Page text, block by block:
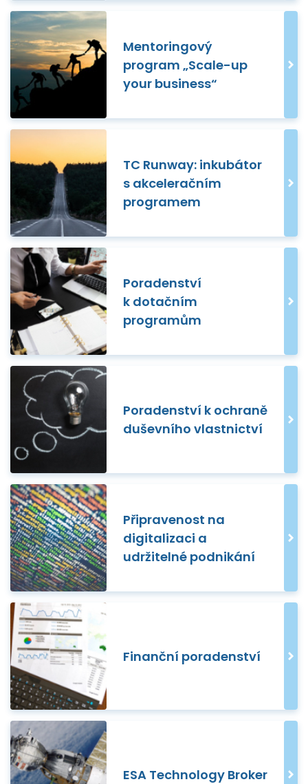
Mentoringový
program „Scale-up
your business“
TC Runway: inkubátor
s akceleračním
programem
Poradenství
k dotačním
programům
Poradenství k ochraně
duševního vlastnictví
Připravenost na
digitalizaci a
udržitelné podnikání
Finanční poradenství
ESA Technology Broker